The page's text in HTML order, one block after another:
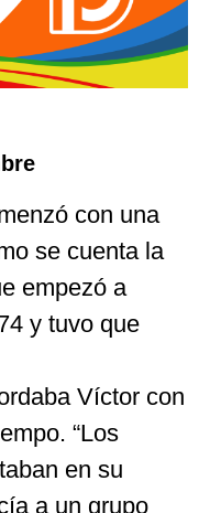
con una
se cuenta la
empezó a
y tuvo que
Víctor con
“Los
en su
a un grupo